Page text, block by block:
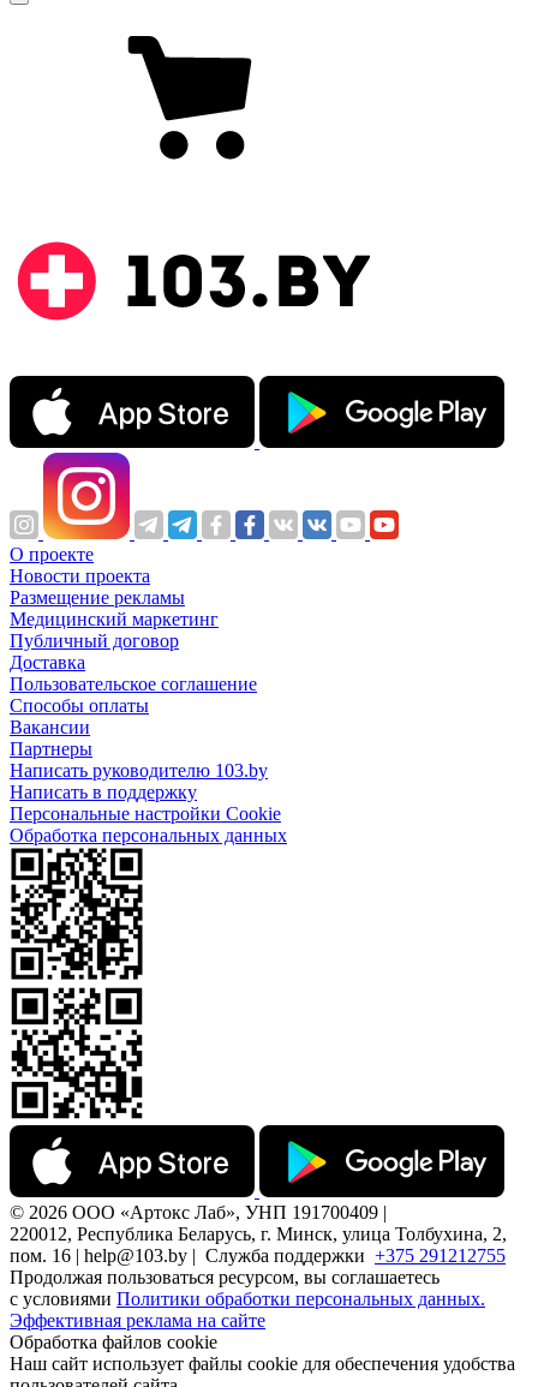
О проекте
Новости проекта
Размещение рекламы
Медицинский маркетинг
Публичный договор
Доставка
Пользовательское соглашение
Способы оплаты
Вакансии
Партнеры
Написать руководителю 103.by
Написать в поддержку
Персональные настройки Cookie
Обработка персональных данных
© 2026 ООО «Артокс Лаб», УНП 191700409 |
220012, Республика Беларусь, г. Минск, улица Толбухина, 2,
пом. 16 | help@103.by | Служба поддержки +375 291212755
Продолжая пользоваться ресурсом, вы соглашаетесь
с условиями Политики обработки персональных данных.
Эффективная реклама на сайте
Обработка файлов cookie
Наш сайт использует файлы cookie для обеспечения удобства